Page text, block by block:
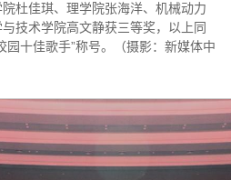
杜佳琪、理学院张海洋、机械动力
技术学院高文静获三等奖，以上同
园十佳歌手”称号。（摄影：新媒体中